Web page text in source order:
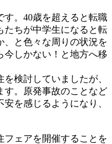
す。40歳を超えると転職
たちが中学生になると転
、と色々な周りの状況を
今しかない！と地方へ移
検討していましたが、
す。原発事故のことなど
を感じるようになり、
フェアを開催することを